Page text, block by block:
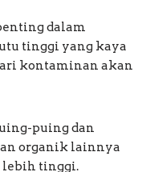
dalam
tinggi yang kaya
kontaminan akan
puing dan
organik lainnya
lebih tinggi.